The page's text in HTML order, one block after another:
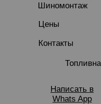
Контакты
Цены
Шиномонтаж
Написать в
Whats App